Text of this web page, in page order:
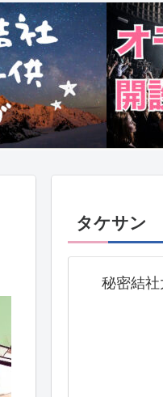
タケサン
秘密結社